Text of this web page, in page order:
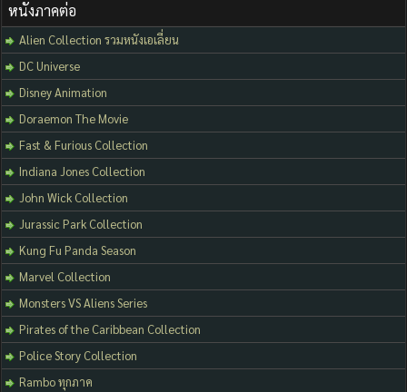
หนังภาคต่อ
Alien Collection รวมหนังเอเลี่ยน
DC Universe
Disney Animation
Doraemon The Movie
Fast & Furious Collection
Indiana Jones Collection
John Wick Collection
Jurassic Park Collection
Kung Fu Panda Season
Marvel Collection
Monsters VS Aliens Series
Pirates of the Caribbean Collection
Police Story Collection
Rambo ทุกภาค